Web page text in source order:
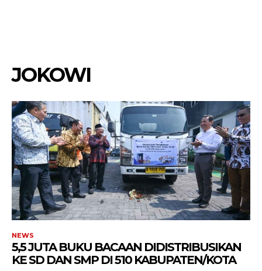
JOKOWI
NEWS
5,5 JUTA BUKU BACAAN DIDISTRIBUSIKAN
KE SD DAN SMP DI 510 KABUPATEN/KOTA